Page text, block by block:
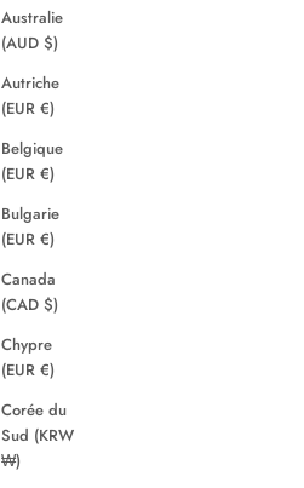
Australie
(AUD $)
Autriche
(EUR €)
Belgique
(EUR €)
Bulgarie
(EUR €)
Canada
(CAD $)
Chypre
(EUR €)
Corée du
Sud (KRW
₩)